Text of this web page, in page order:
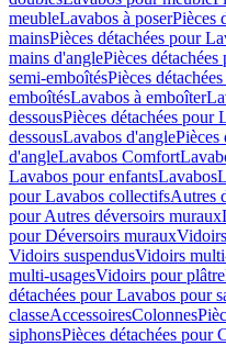
meubleLavabos à poserPièces
mainsPièces détachées pour
mains d'anglePièces
semi-emboîtésPièces
emboîtésLavabos à emboîter
dessousPièces détachées pour
dessousLavabos d'anglePièces
d'angleLavabos Comfort
Lavabos pour enfantsLavabos
pour Lavabos collectifsAutres
pour Autres déversoirs muraux
pour Déversoirs muraux
Vidoirs suspendusVidoirs
multi-usagesVidoirs pour plâtre
détachées pour Lavabos pour
classeAccessoiresColonnes
siphonsPièces détachées pour